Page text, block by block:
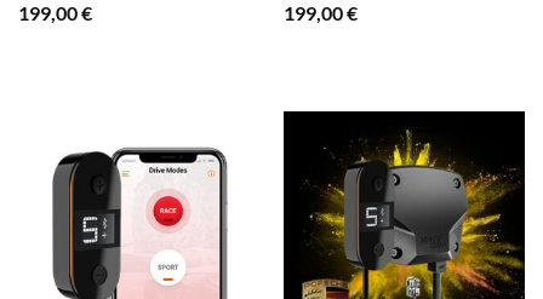
199,00€
199,00€